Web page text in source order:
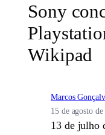
Sony
Wikipad
Marcos
15 de agosto
13 de julho